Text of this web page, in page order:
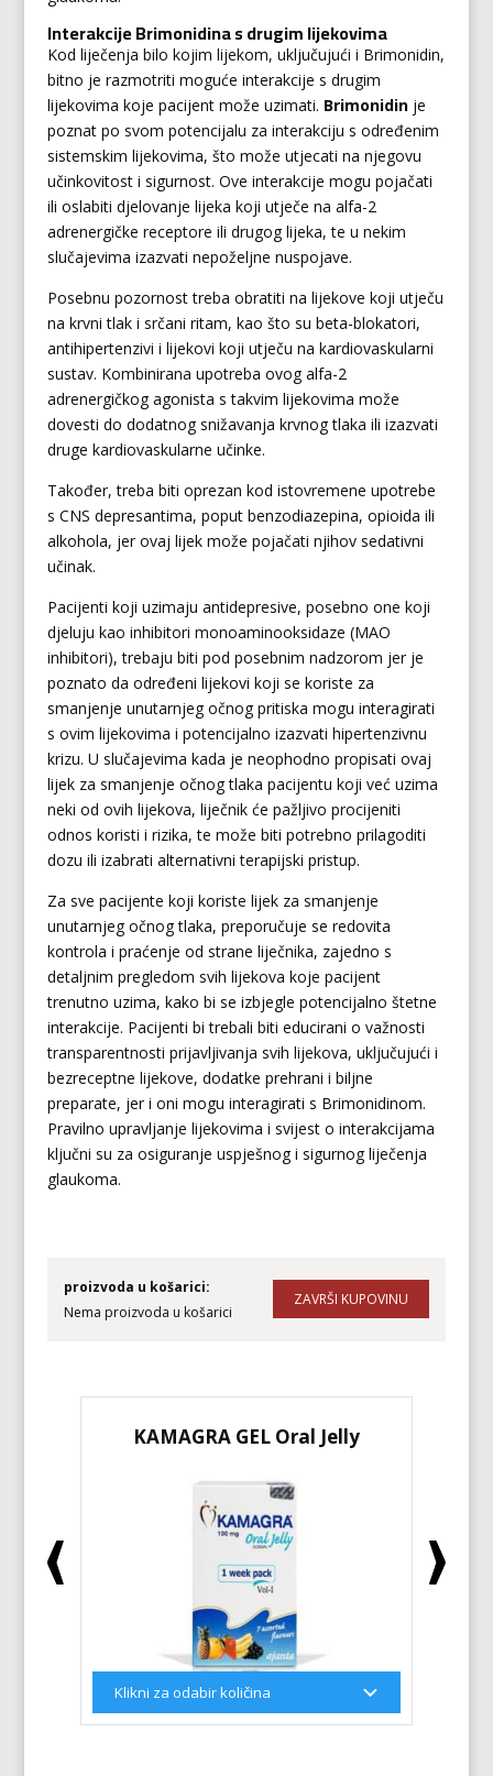
Interakcije Brimonidina s drugim lijekovima
Kod liječenja bilo kojim lijekom, uključujući i Brimonidin,
bitno je razmotriti moguće interakcije s drugim
lijekovima koje pacijent može uzimati. Brimonidinje
poznat po svom potencijalu za interakciju s određenim
sistemskim lijekovima, što može utjecati na njegovu
učinkovitost i sigurnost. Ove interakcije mogu pojačati
ili oslabiti djelovanje lijeka koji utječe na alfa-2
adrenergičke receptore ili drugog lijeka, te u nekim
slučajevima izazvati nepoželjne nuspojave.
Posebnu pozornost treba obratiti na lijekove koji utječu
na krvni tlak i srčani ritam, kao što su beta-blokatori,
antihipertenzivi i lijekovi koji utječu na kardiovaskularni
sustav. Kombinirana upotreba ovog alfa-2
adrenergičkog agonista s takvim lijekovima može
dovesti do dodatnog snižavanja krvnog tlaka ili izazvati
druge kardiovaskularne učinke.
Također, treba biti oprezan kod istovremene upotrebe
s CNS depresantima, poput benzodiazepina, opioida ili
alkohola, jer ovaj lijek može pojačati njihov sedativni
učinak.
Pacijenti koji uzimaju antidepresive, posebno one koji
djeluju kao inhibitori monoaminooksidaze (MAO
inhibitori), trebaju biti pod posebnim nadzorom jer je
poznato da određeni lijekovi koji se koriste za
smanjenje unutarnjeg očnog pritiska mogu interagirati
s ovim lijekovima i potencijalno izazvati hipertenzivnu
krizu. U slučajevima kada je neophodno propisati ovaj
lijek za smanjenje očnog tlaka pacijentu koji već uzima
neki od ovih lijekova, liječnik će pažljivo procijeniti
odnos koristi i rizika, te može biti potrebno prilagoditi
dozu ili izabrati alternativni terapijski pristup.
Za sve pacijente koji koriste lijek za smanjenje
unutarnjeg očnog tlaka, preporučuje se redovita
kontrola i praćenje od strane liječnika, zajedno s
detaljnim pregledom svih lijekova koje pacijent
trenutno uzima, kako bi se izbjegle potencijalno štetne
interakcije. Pacijenti bi trebali biti educirani o važnosti
transparentnosti prijavljivanja svih lijekova, uključujući i
bezreceptne lijekove, dodatke prehrani i biljne
preparate, jer i oni mogu interagirati s Brimonidinom.
Pravilno upravljanje lijekovima i svijest o interakcijama
ključni su za osiguranje uspješnog i sigurnog liječenja
glaukoma.
proizvoda u košarici:
Nema proizvoda u košarici
KAMAGRA GEL Oral Jelly